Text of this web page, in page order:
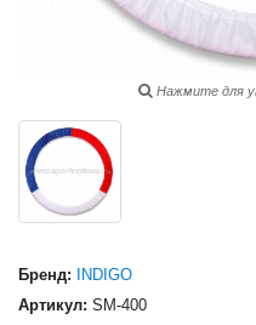
Нажмите для
Бренд:
INDIGO
Артикул: SM-400